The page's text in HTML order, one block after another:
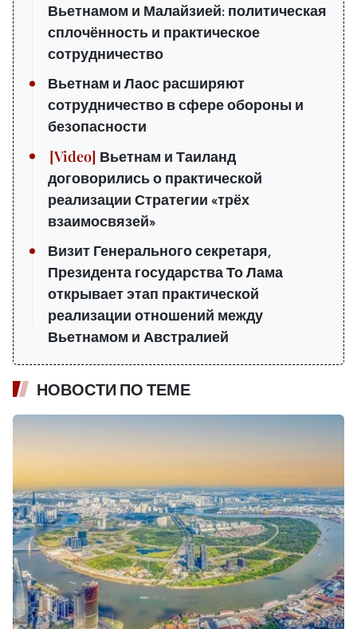
Вьетнамом и Малайзией: политическая
сплочённость и практическое
сотрудничество
Вьетнам и Лаос расширяют
сотрудничество в сфере обороны и
безопасности
Вьетнам и Таиланд
договорились о практической
реализации Стратегии «трёх
взаимосвязей»
Визит Генерального секретаря,
Президента государства То Лама
открывает этап практической
реализации отношений между
Вьетнамом и Австралией
НОВОСТИ ПО ТЕМЕ